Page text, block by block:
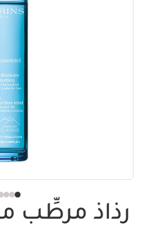
رذاذ مرطِّب